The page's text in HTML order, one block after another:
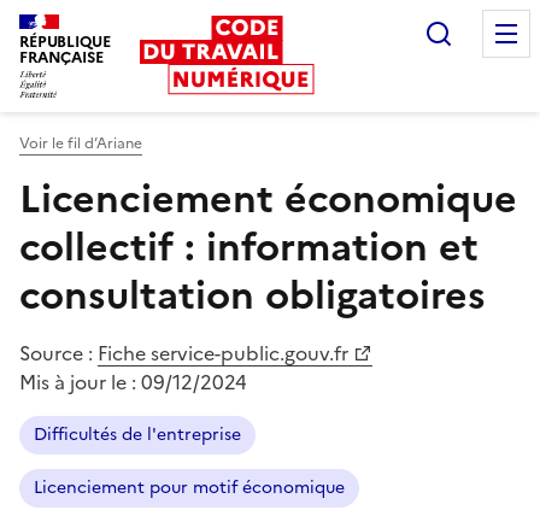
RÉPUBLIQUE
FRANÇAISE
Voir le fil d’Ariane
Licenciement économique
collectif : information et
consultation obligatoires
Source : Fiche service-public.gouv.fr
Mis à jour le : 09/12/2024
Difficultés de l'entreprise
Licenciement pour motif économique